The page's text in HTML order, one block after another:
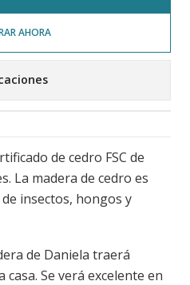
AHORA
de cedro FSC de
La madera de cedro es
insectos, hongos y
de Daniela traerá
Se verá excelente en